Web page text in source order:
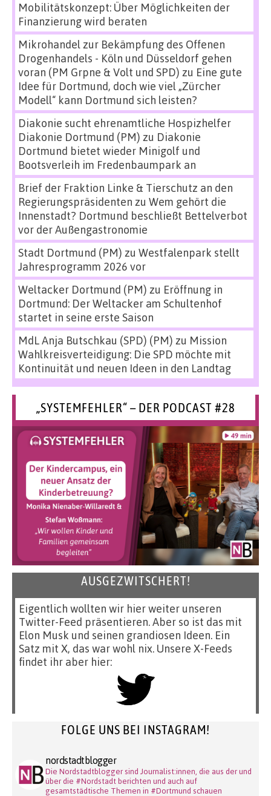
Mobilitätskonzept: Über Möglichkeiten der
Finanzierung wird beraten
Mikrohandel zur Bekämpfung des Offenen
Drogenhandels - Köln und Düsseldorf gehen
voran (PM Grpne & Volt und SPD) zu Eine gute
Idee für Dortmund, doch wie viel „Zürcher
Modell“ kann Dortmund sich leisten?
Diakonie sucht ehrenamtliche Hospizhelfer
Diakonie Dortmund (PM) zu Diakonie
Dortmund bietet wieder Minigolf und
Bootsverleih im Fredenbaumpark an
Brief der Fraktion Linke & Tierschutz an den
Regierungspräsidenten zu Wem gehört die
Innenstadt? Dortmund beschließt Bettelverbot
vor der Außengastronomie
Stadt Dortmund (PM) zu Westfalenpark stellt
Jahresprogramm 2026 vor
Weltacker Dortmund (PM) zu Eröffnung in
Dortmund: Der Weltacker am Schultenhof
startet in seine erste Saison
MdL Anja Butschkau (SPD) (PM) zu Mission
Wahlkreisverteidigung: Die SPD möchte mit
Kontinuität und neuen Ideen in den Landtag
„SYSTEMFEHLER“ – DER PODCAST #28
AUSGEZWITSCHERT!
Eigentlich wollten wir hier weiter unseren
Twitter-Feed präsentieren. Aber so ist das mit
Elon Musk und seinen grandiosen Ideen. Ein
Satz mit X, das war wohl nix. Unsere X-Feeds
findet ihr aber hier:
FOLGE UNS BEI INSTAGRAM!
nordstadtblogger
Die Nordstadtblogger sind Journalist:innen, die aus der und
über die #Nordstadt berichten und auch auf
gesamtstädtische Themen in #Dortmund schauen